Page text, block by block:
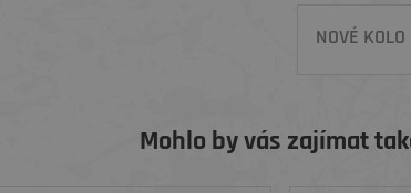
NOVÉ
Mohlo by vás zajímat